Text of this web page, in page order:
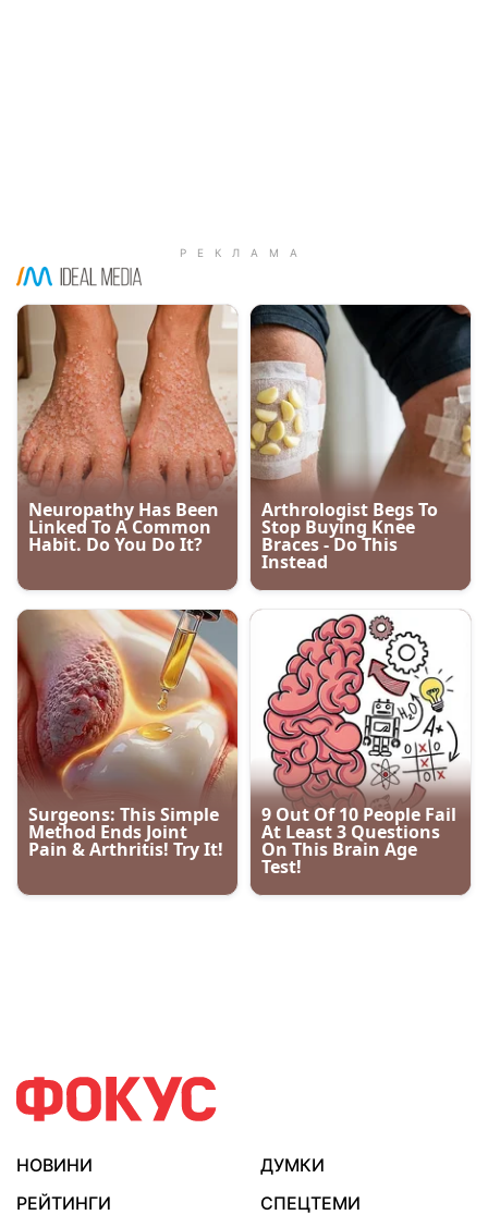
НОВИНИ
ДУМКИ
РЕЙТИНГИ
СПЕЦТЕМИ